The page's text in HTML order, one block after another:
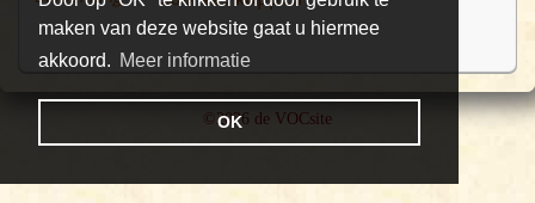
maken van deze website gaat u hiermee
akkoord. Meer informatie
OK
©2026 de VOCsite